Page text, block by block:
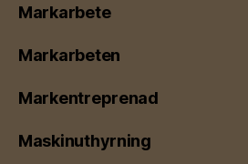
Markarbete
Markarbeten
Markentreprenad
Maskinuthyrning